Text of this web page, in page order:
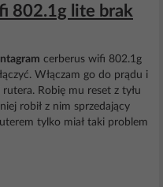
802.1g lite brak
cerberus wifi 802.1g
Włączam go do prądu i
Robię mu reset z tyłu
robił z nim sprzedający
tylko miał taki problem